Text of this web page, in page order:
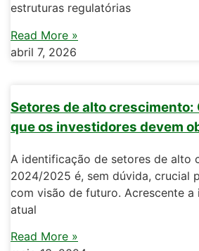
estruturas regulatórias
Read More »
abril 7, 2026
Setores de alto
que os investidores devem
A identificação de setores de alto
2024/2025 é, sem dúvida, crucial
com visão de futuro. Acrescente a
atual
Read More »